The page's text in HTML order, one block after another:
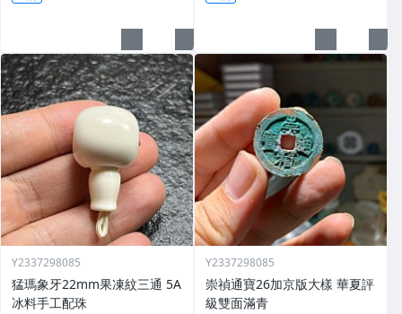
Y2337298085
猛瑪象牙22mm果凍紋三通 5A
冰料手工配珠
Y2337298085
崇禎通寶26加京版大樣 華夏評
級雙面滿青